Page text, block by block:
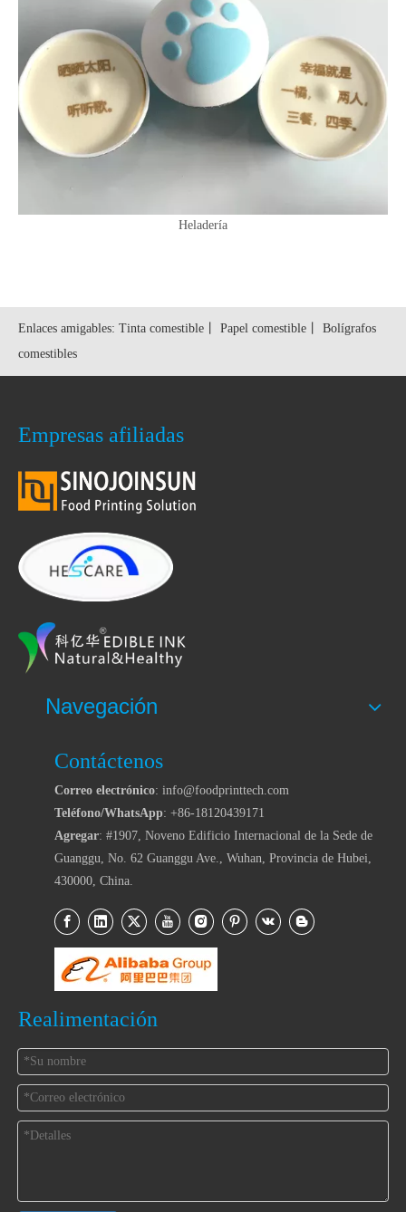
Heladería
Enlaces amigables: Tinta comestible Papel comestible
Bolígrafos
comestibles
Empresas afiliadas
Navegación
Contáctenos
Correo electrónico: info@foodprinttech.com
Teléfono/WhatsApp: +86-18120439171
Agregar: #1907, Noveno Edificio Internacional de la Sede de
Guanggu, No. 62 Guanggu Ave., Wuhan, Provincia de Hubei,
430000, China.
Realimentación